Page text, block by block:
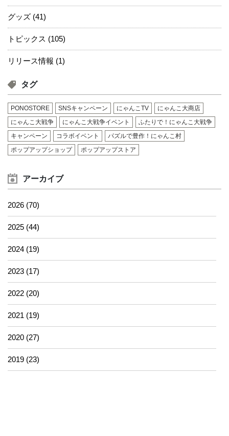
グッズ (41)
トピックス (105)
リリース情報 (1)
タグ
PONOSTORE SNSキャンペーン にゃんこTV
にゃんこ大商店
にゃんこ大戦争
にゃんこ大戦争イベント
ふたりで！にゃんこ大戦争
キャンペーン
コラボイベント
パズルで豊作！にゃんこ村
ポップアップショップ
ポップアップストア
アーカイブ
2026 (70)
2025 (44)
2024 (19)
2023 (17)
2022 (20)
2021 (19)
2020 (27)
2019 (23)